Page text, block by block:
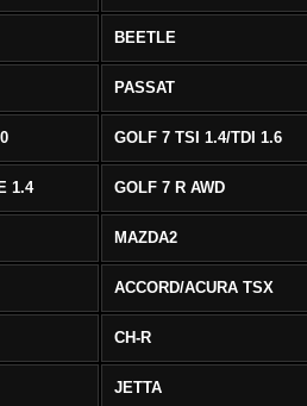
BEETLE
PASSAT
GOLF 7 TSI 1.4/TDI 1.6
1.4 GOLF 7 R AWD
MAZDA2
ACCORD/ACURA TSX
CH-R
JETTA